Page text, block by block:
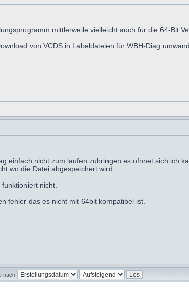
mittlerweile vielleicht auch für die 64-Bit
von VCDS in Labeldateien für WBH-Diag
einfach nicht zum laufen zubringen es öfnnet sich ich
wo die Datei abgespeichert wird.
nicht.
fehler das es nicht mit 64bit kompatibel ist.
nach